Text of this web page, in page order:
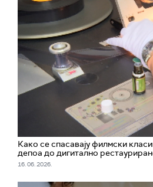
Како се спасавају филмски
депоа до дигитално
16. 06. 2026.